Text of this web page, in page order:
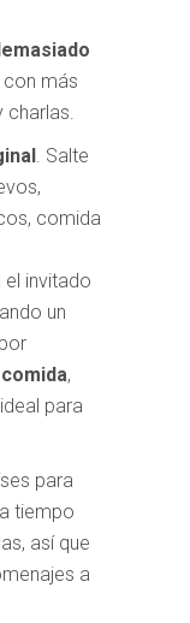
más
charlas.
. Salte
comida
invitado
un
,
para
para
tiempo
así que
a